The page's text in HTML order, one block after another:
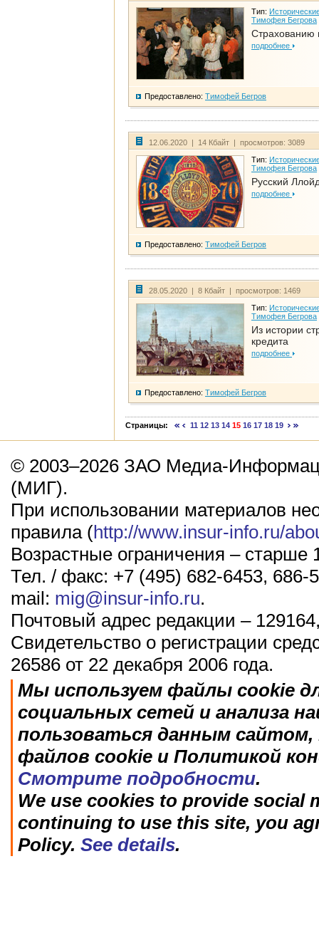
Тип:
Тимофея Бегрова
Страхованию
подробнее
Предоставлено: Тимофей Бегров
12.06.2020 | 14 Кбайт | просмотров: 3089
Тип:
Тимофея Бегрова
Русский
подробнее
Предоставлено: Тимофей Бегров
28.05.2020 | 8 Кбайт | просмотров: 1469
Тип:
Тимофея Бегрова
Из истории
кредита
подробнее
Предоставлено: Тимофей Бегров
Страницы: 11 12 13 14 15 16 17 18 19
© 2003–2026 ЗАО Медиа-
(МИГ).
При использовании материалов
правила (http://www.insur-info.ru/
Возрастные ограничения – старше
Тел. / факс: +7 (495) 682-6453, 686-
mail: mig@insur-info.ru.
Почтовый адрес редакции –
Свидетельство о регистрации
26586 от 22 декабря 2006 года.
Мы используем файлы cookie
социальных сетей и анализа
пользоваться данным
файлов cookie и Политикой
Смотрите подробности.
We use cookies to provide social
continuing to use this site, you
Policy. See details.